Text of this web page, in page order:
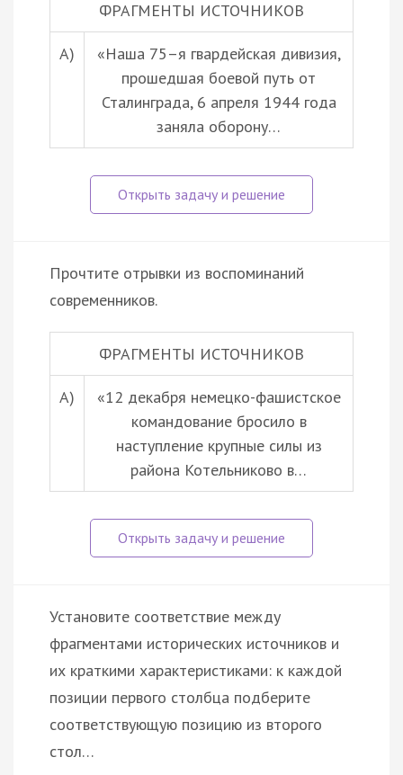
ФРАГМЕНТЫ ИСТОЧНИКОВ
А)
«Наша 75–я гвардейская дивизия,
прошедшая боевой путь от
Сталинграда, 6 апреля 1944 года
заняла оборону…
Прочтите отрывки из воспоминаний
современников.
ФРАГМЕНТЫ ИСТОЧНИКОВ
А)
«12 декабря немецко-фашистское
командование бросило в
наступление крупные силы из
района Котельниково в…
Установите соответствие между
фрагментами исторических источников и
их краткими характеристиками: к каждой
позиции первого столбца подберите
соответствующую позицию из второго
стол…